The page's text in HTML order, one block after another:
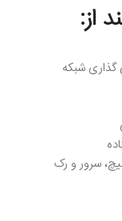
از:
گذاری شبکه
سرور و رک